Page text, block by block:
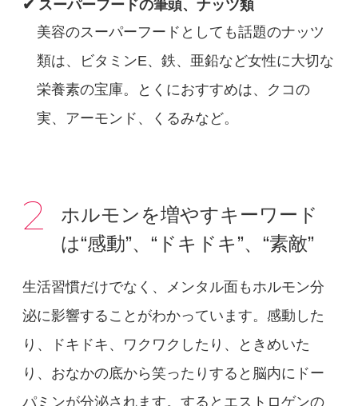
✔ スーパーフードの筆頭、ナッツ類
美容のスーパーフードとしても話題のナッツ
類は、ビタミンE、鉄、亜鉛など女性に大切な
栄養素の宝庫。とくにおすすめは、クコの
実、アーモンド、くるみなど。
2
ホルモンを増やすキーワード
は“感動”、“ドキドキ”、“素敵”
生活習慣だけでなく、メンタル面もホルモン分
泌に影響することがわかっています。感動した
り、ドキドキ、ワクワクしたり、ときめいた
り、おなかの底から笑ったりすると脳内にドー
パミンが分泌されます。するとエストロゲンの